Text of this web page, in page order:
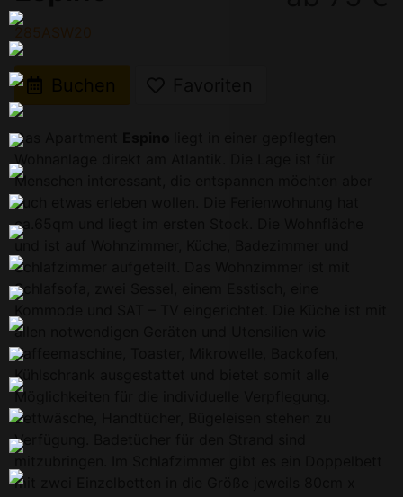
Buchen
Das Apartment
Wohnanlage direkt am Atlantik. Die Lage ist für
Menschen interessant, die entspannen möchten aber
auch etwas erleben wollen. Die Ferienwohnung hat
ca.65qm und liegt im ersten Stock. Die Wohnfläche
Schlafzimmer aufgeteilt. Das Wohnzimmer ist mit
Schlafsofa, zwei Sessel, einem Esstisch, eine
allen notwendigen Geräten und Utensilien wie
Kaffeemaschine, Toaster, Mikrowelle, Backofen,
Kühlschrank ausgestattet und bietet somit alle
Möglichkeiten für die individuelle Verpflegung.
Bettwäsche, Handtücher, Bügeleisen stehen zu
Verfügung. Badetücher für den Strand sind
mit zwei Einzelbetten in die Größe jeweils 80cm x